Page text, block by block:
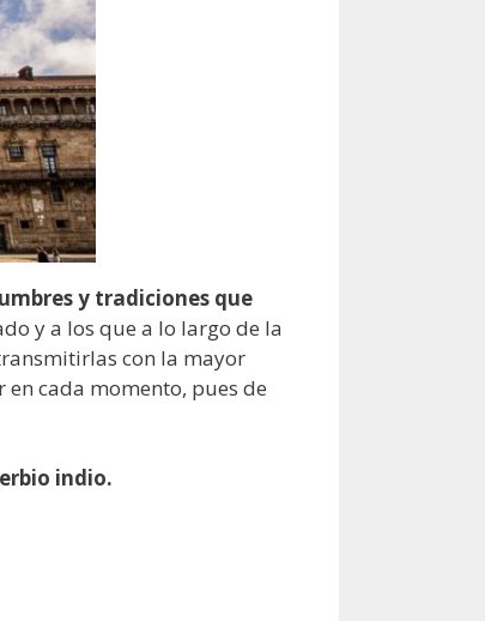
y tradiciones que
y a los que a lo largo de la
con la mayor
cada momento, pues de
indio.